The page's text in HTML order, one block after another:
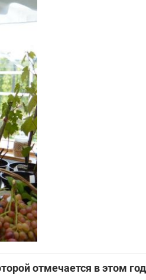
отмечается в этом